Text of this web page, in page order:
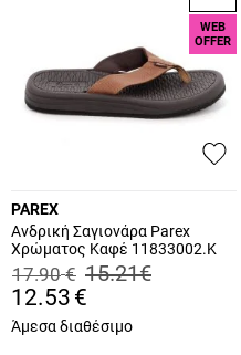
WEB
OFFER
PAREX
Ανδρική Σαγιονάρα Parex
Χρώματος Καφέ 11833002.K
17.90 € 15.21€
12.53 €
Άμεσα διαθέσιμο